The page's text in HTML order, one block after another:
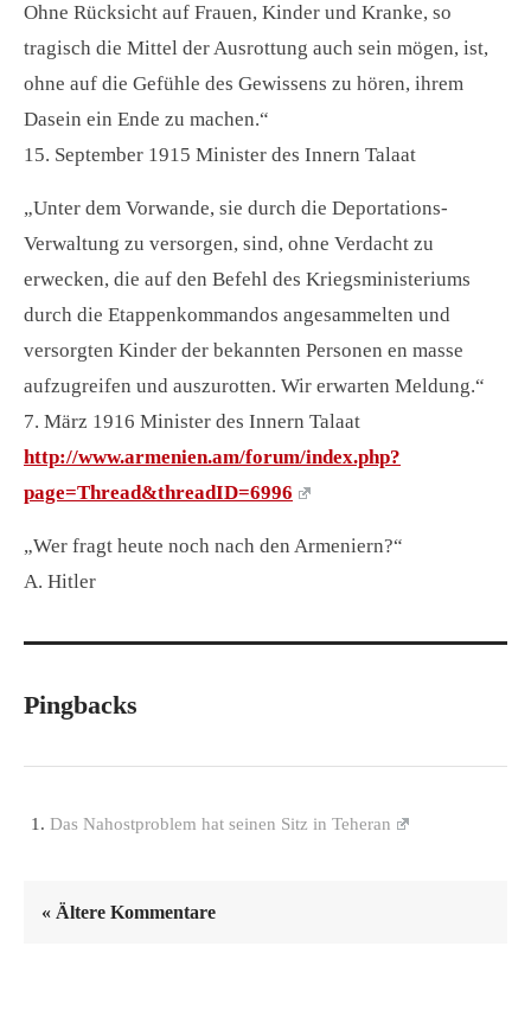
Ohne Rücksicht auf Frauen, Kinder und Kranke, so
tragisch die Mittel der Ausrottung auch sein mögen, ist,
ohne auf die Gefühle des Gewissens zu hören, ihrem
Dasein ein Ende zu machen.“
15. September 1915 Minister des Innern Talaat
„Unter dem Vorwande, sie durch die Deportations-
Verwaltung zu versorgen, sind, ohne Verdacht zu
erwecken, die auf den Befehl des Kriegsministeriums
durch die Etappenkommandos angesammelten und
versorgten Kinder der bekannten Personen en masse
aufzugreifen und auszurotten. Wir erwarten Meldung.“
7. März 1916 Minister des Innern Talaat
http://www.armenien.am/forum/index.php?
page=Thread&threadID=6996
„Wer fragt heute noch nach den Armeniern?“
A. Hitler
Pingbacks
Das Nahostproblem hat seinen Sitz in Teheran
« Ältere Kommentare